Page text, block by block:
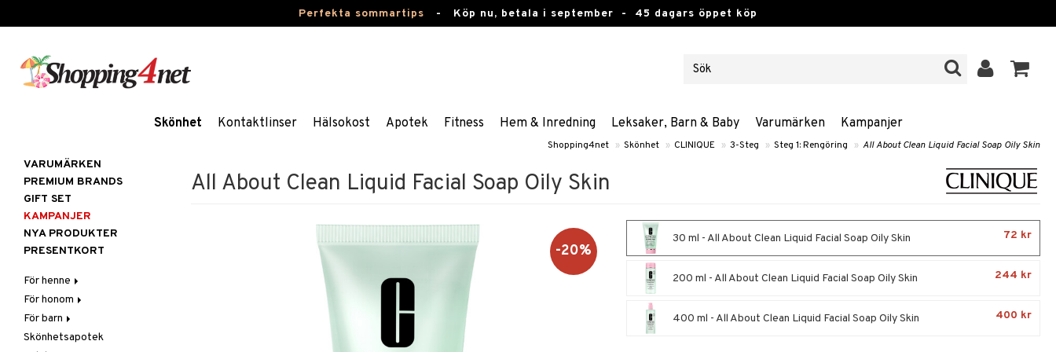
Perfekta sommartips - Köp nu, betala i september - 45 dagars öppet köp
Skönhet Kontaktlinser Hälsokost Apotek Fitness Hem & Inredning Leksaker, Barn & Baby Varumärken Kampanjer
Shopping4net » Skönhet » CLINIQUE » 3-Steg » Steg 1: Rengöring » All About Clean Liquid Facial Soap Oily Skin
All About Clean Liquid Facial Soap Oily Skin
-20%
30 ml - All About Clean Liquid Facial Soap Oily Skin 72 kr
200 ml - All About Clean Liquid Facial Soap Oily Skin 244 kr
400 ml - All About Clean Liquid Facial Soap Oily Skin 400 kr
VARUMÄRKEN
PREMIUM BRANDS
GIFT SET
KAMPANJER
NYA PRODUKTER
PRESENTKORT
För henne
Hår
Accessoarer
Balsam
Hudvård
Ansiktscremer
Kosmetika
För honom
Hår
Balsam
Hudvård
För barn
Badprodukter
Skönhetsapotek